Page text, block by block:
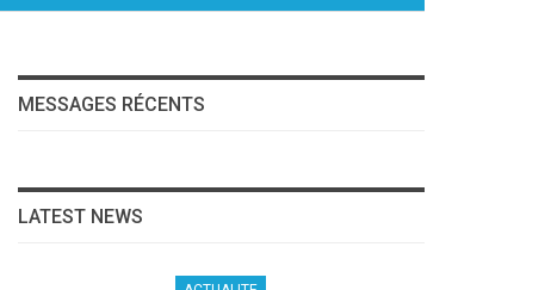
MESSAGES RÉCENTS
LATEST NEWS